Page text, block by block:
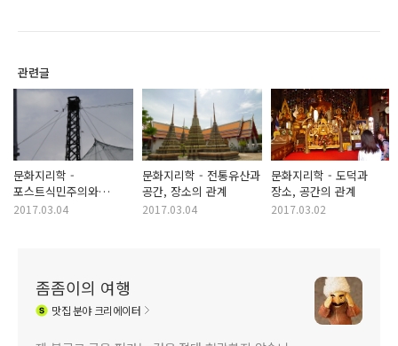
관련글
문화지리학 -
포스트식민주의와
문화지리학의 관계
2017.03.04
문화지리학 - 전통유산과
공간, 장소의 관계
2017.03.04
문화지리학 - 도덕과
장소, 공간의 관계
2017.03.02
좀좀이의 여행
맛집분야 크리에이터